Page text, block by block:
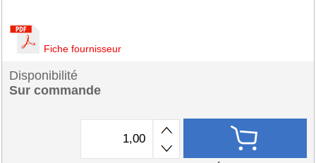
Fiche fournisseur
Disponibilité
Sur commande